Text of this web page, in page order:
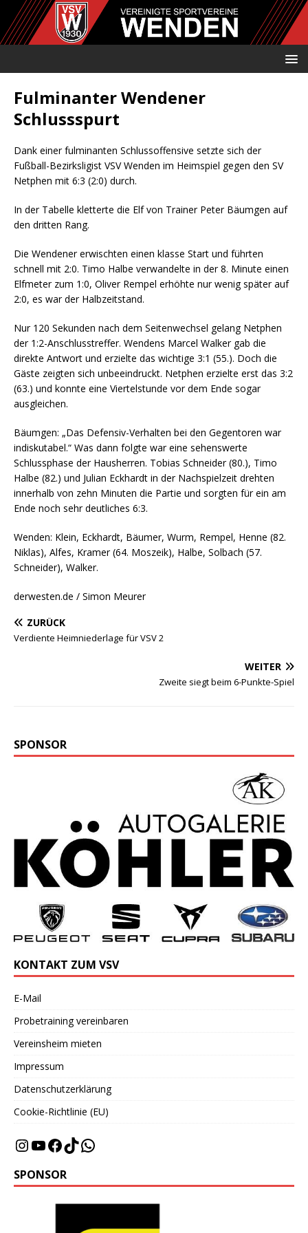
Fulminanter Wendener
Schlussspurt
Dank einer fulminanten Schlussoffensive setzte sich der
Fußball-Bezirksligist VSV Wenden im Heimspiel gegen den SV
Netphen mit 6:3 (2:0) durch.
In der Tabelle kletterte die Elf von Trainer Peter Bäumgen auf
den dritten Rang.
Die Wendener erwischten einen klasse Start und führten
schnell mit 2:0. Timo Halbe verwandelte in der 8. Minute einen
Elfmeter zum 1:0, Oliver Rempel erhöhte nur wenig später auf
2:0, es war der Halbzeitstand.
Nur 120 Sekunden nach dem Seitenwechsel gelang Netphen
der 1:2-Anschlusstreffer. Wendens Marcel Walker gab die
direkte Antwort und erzielte das wichtige 3:1 (55.). Doch die
Gäste zeigten sich unbeeindruckt. Netphen erzielte erst das 3:2
(63.) und konnte eine Viertelstunde vor dem Ende sogar
ausgleichen.
Bäumgen: „Das Defensiv-Verhalten bei den Gegentoren war
indiskutabel.“ Was dann folgte war eine sehenswerte
Schlussphase der Hausherren. Tobias Schneider (80.), Timo
Halbe (82.) und Julian Eckhardt in der Nachspielzeit drehten
innerhalb von zehn Minuten die Partie und sorgten für ein am
Ende noch sehr deutliches 6:3.
Wenden: Klein, Eckhardt, Bäumer, Wurm, Rempel, Henne (82.
Niklas), Alfes, Kramer (64. Moszeik), Halbe, Solbach (57.
Schneider), Walker.
derwesten.de / Simon Meurer
ZURÜCK
Verdiente Heimniederlage für VSV 2
WEITER
Zweite siegt beim 6-Punkte-Spiel
SPONSOR
KONTAKT ZUM VSV
E-Mail
Probetraining vereinbaren
Vereinsheim mieten
Impressum
Datenschutzerklärung
Cookie-Richtlinie (EU)
SPONSOR